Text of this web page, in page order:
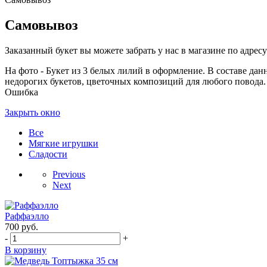
Самовывоз
Заказанный букет вы можете забрать у нас в магазине по
На фото - Букет из 3 белых лилий в оформление. В составе
недорогих букетов, цветочных композиций для любого
Ошибка
Закрыть окно
Все
Мягкие игрушки
Сладости
Previous
Next
Раффаэлло
700 руб.
-
+
В корзину